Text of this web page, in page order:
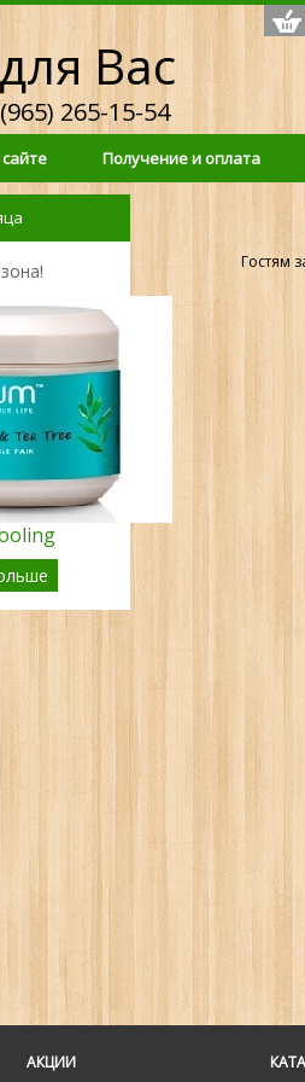
для Вас
265-15-54
Получение и оплата
Гостям
АКЦИИ